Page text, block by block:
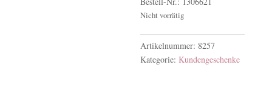
Nicht vorrätig
Artikelnummer: 8257
Kategorie: Kundengeschenke